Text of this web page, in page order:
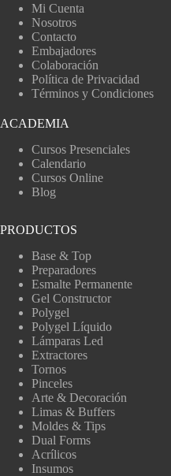
Mi Cuenta
Nosotros
Contacto
Embajadores
Colaboración
Política de Privacidad
Términos y Condiciones
ACADEMIA
Cursos Presenciales
Calendario
Cursos Online
Blog
PRODUCTOS
Base & Top
Preparadores
Esmalte Permanente
Gel Constructor
Polygel
Polygel Líquido
Lámparas Led
Extractores
Tornos
Pinceles
Arte & Decoración
Limas & Buffers
Moldes & Tips
Dual Forms
Acrílicos
Insumos